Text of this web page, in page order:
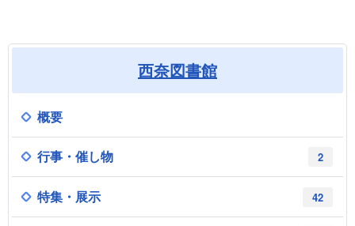
西奈図書館
概要
2
行事・催し物
42
特集・展示